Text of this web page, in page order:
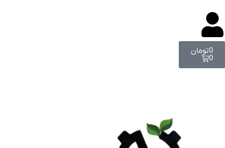
0تومان
0